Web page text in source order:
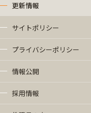
更新情報
サイトポリシー
プライバシーポリシー
情報公開
採用情報